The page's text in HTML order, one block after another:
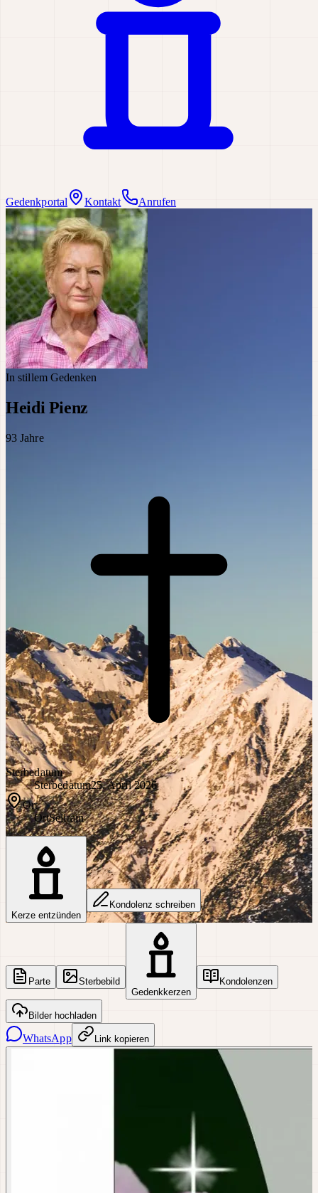
Gedenkportal Kontakt Anrufen
In stillem Gedenken
Heidi Pienz
93 Jahre
Sterbedatum
Sterbedatum25. April 2026
Ort
OrtSellrain
Kerze entzünden
Kondolenz schreiben
Parte
Sterbebild
Gedenkkerzen
Kondolenzen
Bilder hochladen
WhatsApp Link kopieren